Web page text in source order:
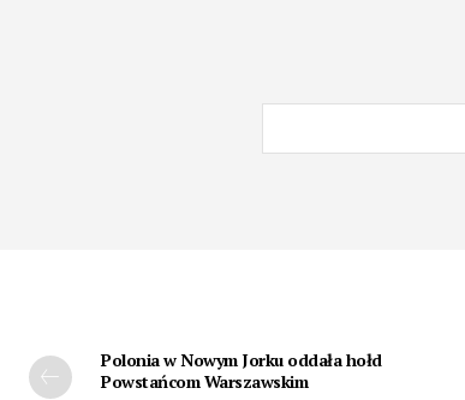
Polonia w Nowym Jorku oddała hołd
Powstańcom Warszawskim